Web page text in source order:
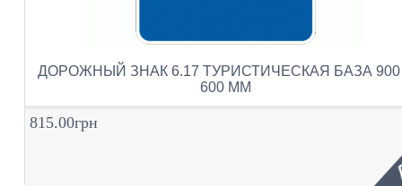
ДОРОЖНЫЙ ЗНАК 6.17 ТУРИСТИЧЕСКАЯ БАЗА 900
600 ММ
815.00грн